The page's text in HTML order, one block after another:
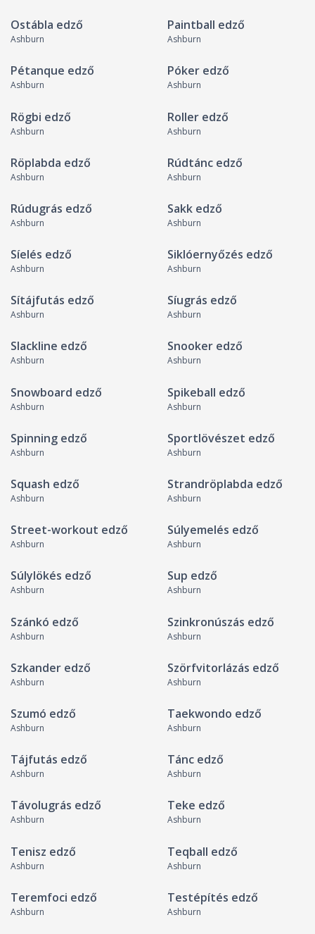
Ostábla edző
Ashburn
Paintball edző
Ashburn
Pétanque edző
Ashburn
Póker edző
Ashburn
Rögbi edző
Ashburn
Roller edző
Ashburn
Röplabda edző
Ashburn
Rúdtánc edző
Ashburn
Rúdugrás edző
Ashburn
Sakk edző
Ashburn
Síelés edző
Ashburn
Siklóernyőzés edző
Ashburn
Sítájfutás edző
Ashburn
Síugrás edző
Ashburn
Slackline edző
Ashburn
Snooker edző
Ashburn
Snowboard edző
Ashburn
Spikeball edző
Ashburn
Spinning edző
Ashburn
Sportlövészet edző
Ashburn
Squash edző
Ashburn
Strandröplabda edző
Ashburn
Street-workout edző
Ashburn
Súlyemelés edző
Ashburn
Súlylökés edző
Ashburn
Sup edző
Ashburn
Szánkó edző
Ashburn
Szinkronúszás edző
Ashburn
Szkander edző
Ashburn
Szörfvitorlázás edző
Ashburn
Szumó edző
Ashburn
Taekwondo edző
Ashburn
Tájfutás edző
Ashburn
Tánc edző
Ashburn
Távolugrás edző
Ashburn
Teke edző
Ashburn
Tenisz edző
Ashburn
Teqball edző
Ashburn
Teremfoci edző
Ashburn
Testépítés edző
Ashburn